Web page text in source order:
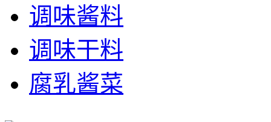
调味酱料
调味干料
腐乳酱菜